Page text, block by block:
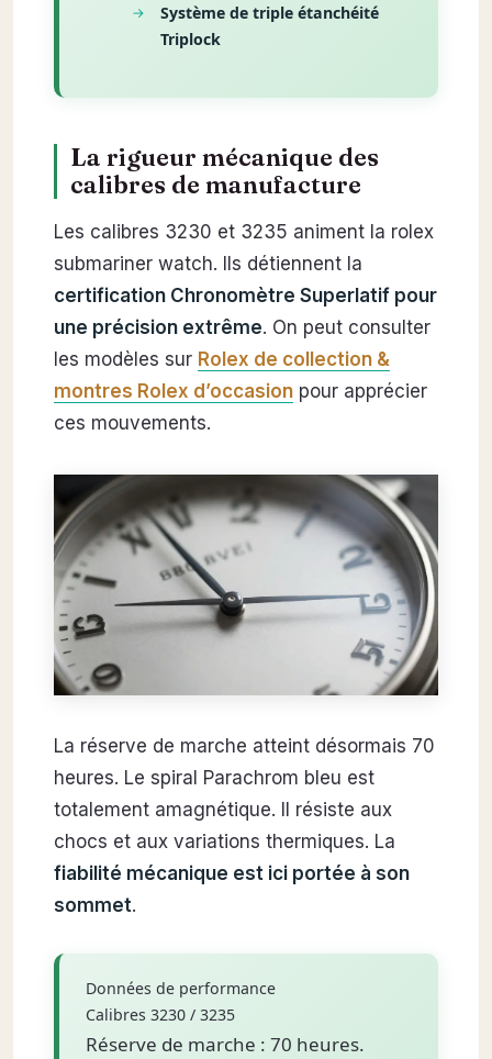
Système de triple étanchéité
Triplock
La rigueur mécanique des
calibres de manufacture
Les calibres 3230 et 3235 animent la rolex
submariner watch. Ils détiennent la
certification Chronomètre Superlatif pour
une précision extrême. On peut consulter
les modèles sur Rolex de collection &
montres Rolex d’occasionpour apprécier
ces mouvements.
La réserve de marche atteint désormais 70
heures. Le spiral Parachrom bleu est
totalement amagnétique. Il résiste aux
chocs et aux variations thermiques. La
fiabilité mécanique est ici portée à son
sommet.
Données de performance
Calibres 3230 / 3235
Réserve de marche : 70 heures.